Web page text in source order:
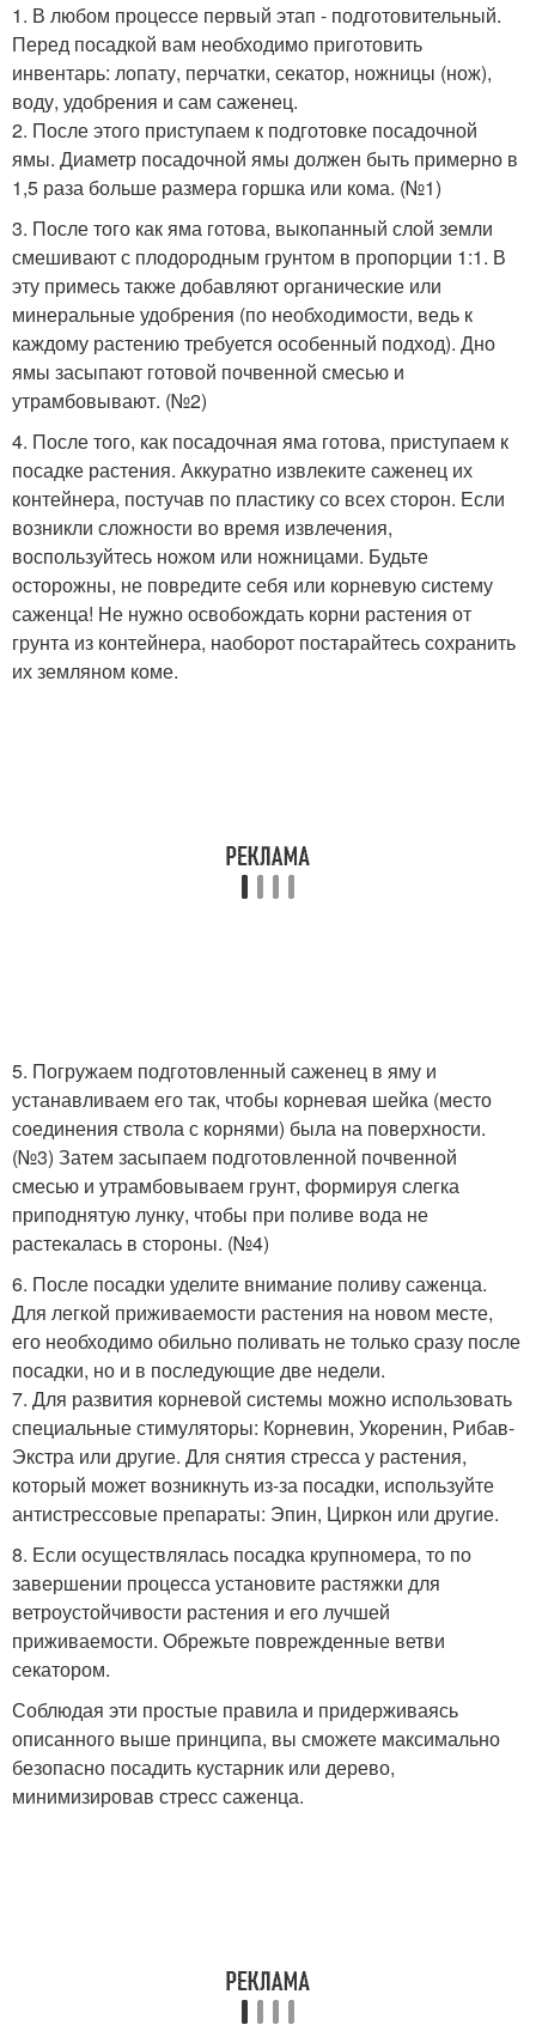
1. В любом процессе первый этап - подготовительный.
Перед посадкой вам необходимо приготовить
инвентарь: лопату, перчатки, секатор, ножницы (нож),
воду, удобрения и сам саженец.
2. После этого приступаем к подготовке посадочной
ямы. Диаметр посадочной ямы должен быть примерно в
1,5 раза больше размера горшка или кома. (№1)
3. После того как яма готова, выкопанный слой земли
смешивают с плодородным грунтом в пропорции 1:1. В
эту примесь также добавляют органические или
минеральные удобрения (по необходимости, ведь к
каждому растению требуется особенный подход). Дно
ямы засыпают готовой почвенной смесью и
утрамбовывают. (№2)
4. После того, как посадочная яма готова, приступаем к
посадке растения. Аккуратно извлеките саженец их
контейнера, постучав по пластику со всех сторон. Если
возникли сложности во время извлечения,
воспользуйтесь ножом или ножницами. Будьте
осторожны, не повредите себя или корневую систему
саженца! Не нужно освобождать корни растения от
грунта из контейнера, наоборот постарайтесь сохранить
их земляном коме.
5. Погружаем подготовленный саженец в яму и
устанавливаем его так, чтобы корневая шейка (место
соединения ствола с корнями) была на поверхности.
(№3) Затем засыпаем подготовленной почвенной
смесью и утрамбовываем грунт, формируя слегка
приподнятую лунку, чтобы при поливе вода не
растекалась в стороны. (№4)
6. После посадки уделите внимание поливу саженца.
Для легкой приживаемости растения на новом месте,
его необходимо обильно поливать не только сразу после
посадки, но и в последующие две недели.
7. Для развития корневой системы можно использовать
специальные стимуляторы: Корневин, Укоренин, Рибав-
Экстра или другие. Для снятия стресса у растения,
который может возникнуть из-за посадки, используйте
антистрессовые препараты: Эпин, Циркон или другие.
8. Если осуществлялась посадка крупномера, то по
завершении процесса установите растяжки для
ветроустойчивости растения и его лучшей
приживаемости. Обрежьте поврежденные ветви
секатором.
Соблюдая эти простые правила и придерживаясь
описанного выше принципа, вы сможете максимально
безопасно посадить кустарник или дерево,
минимизировав стресс саженца.